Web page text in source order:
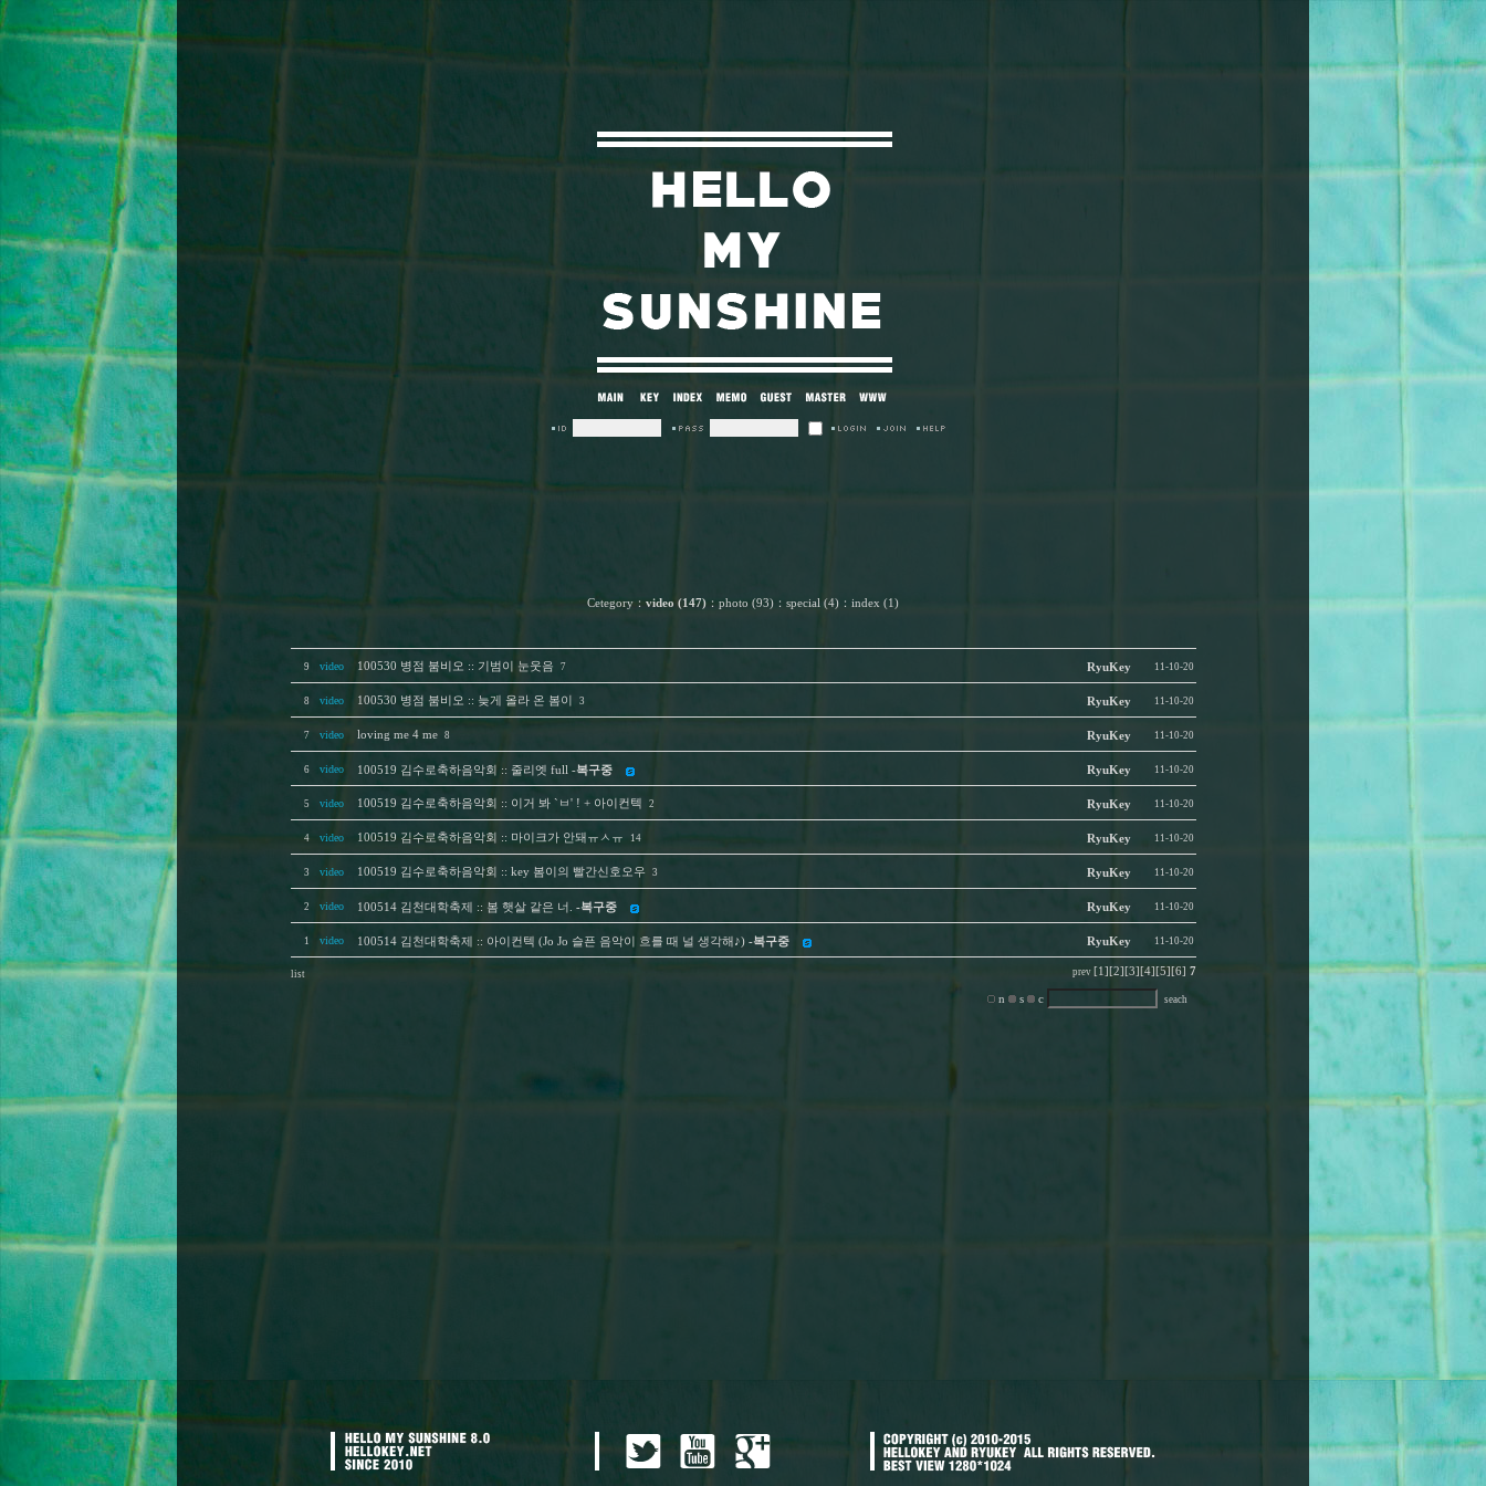
Cetegory ： video (147) ： photo (93) ： special (4) ： index (1)
9 video 100530 병점 붐비오 :: 기범이 눈웃음 7 RyuKey 11-10-20
8 video 100530 병점 붐비오 :: 늦게 올라 온 봄이 3 RyuKey 11-10-20
7 video loving me 4 me 8 RyuKey 11-10-20
6 video 100519 김수로축하음악회 :: 줄리엣 full -복구중 RyuKey 11-10-20
5 video 100519 김수로축하음악회 :: 이거 봐 `ㅂ' ! + 아이컨텍 2 RyuKey 11-10-20
4 video 100519 김수로축하음악회 :: 마이크가 안돼ㅠㅅㅠ 14 RyuKey 11-10-20
3 video 100519 김수로축하음악회 :: key 봄이의 빨간신호오우 3 RyuKey 11-10-20
2 video 100514 김천대학축제 :: 봄 햇살 같은 너. -복구중 RyuKey 11-10-20
1 video 100514 김천대학축제 :: 아이컨텍 (Jo Jo 슬픈 음악이 흐를 때 널 생각해♪)-복구중 RyuKey 11-10-20
list prev [1] [2] [3] [4] [5] [6] 7
n s c